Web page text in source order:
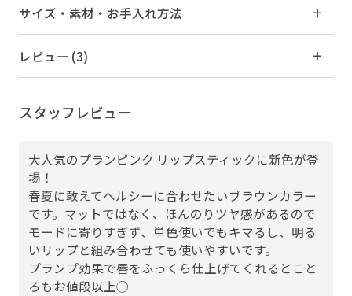
サイズ・素材・お手入れ方法
レビュー (3)
スタッフレビュー
大人気のプランピンク リップスティックに新色が登
場！
春夏に敢えてヘルシーに合わせたいブラウンカラー
です。マットではなく、ほんのりツヤ感があるので
モードに寄りすぎず、単色使いでもキマるし、明る
いリップと組み合わせても使いやすいです。
プランプ効果で唇をふっくら仕上げてくれるとこと
ろもお値段以上◯